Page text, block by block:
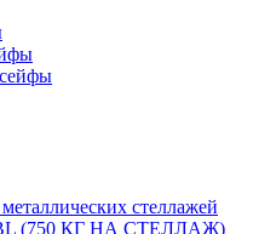
стеллажей
(750 КГ НА СТЕЛЛАЖ)